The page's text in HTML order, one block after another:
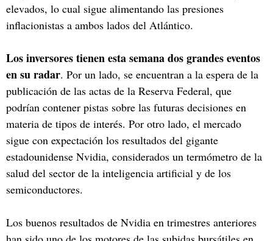
elevados, lo cual sigue alimentando las presiones
inflacionistas a ambos lados del Atlántico.
Los inversores tienen esta semana dos grandes eventos
en su radar. Por un lado, se encuentran a la espera de la
publicación de las actas de la Reserva Federal, que
podrían contener pistas sobre las futuras decisiones en
materia de tipos de interés. Por otro lado, el mercado
sigue con expectación los resultados del gigante
estadounidense Nvidia, considerados un termómetro de la
salud del sector de la inteligencia artificial y de los
semiconductores.
Los buenos resultados de Nvidia en trimestres anteriores